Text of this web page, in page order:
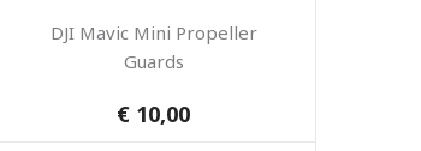
DJI Mavic Mini Propeller
Guards
€ 10,00